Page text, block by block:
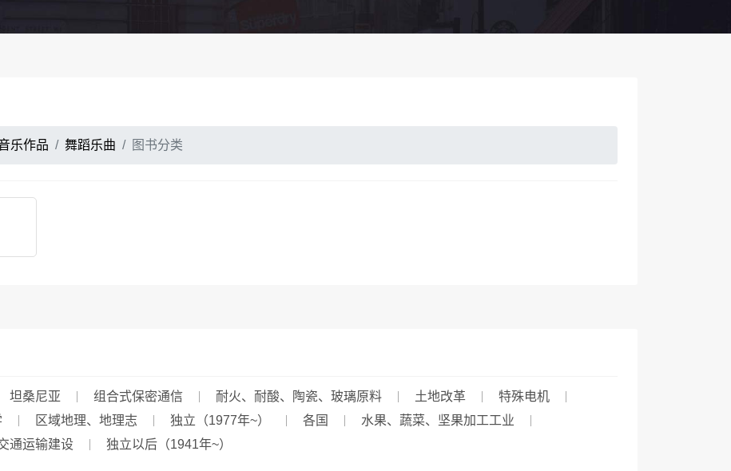
乐作品 舞蹈乐曲 图书分类
坦桑尼亚 组合式保密通信 耐火、耐酸、陶瓷、玻璃原料 土地改革
特殊电机
区域地理、地理志 独立（1977年~） 各国
水果、蔬菜、坚果加工工业
通运输建设 独立以后（1941年~）